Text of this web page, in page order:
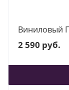
Виниловый
2 590 руб.